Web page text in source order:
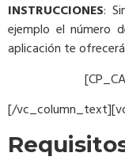
INSTRUCCIONES:
ejemplo el número
aplicación te
[/